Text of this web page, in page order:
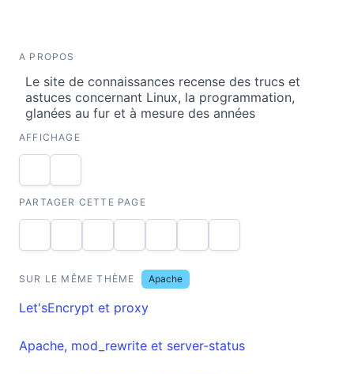
A PROPOS
Le site de connaissances recense des trucs et
astuces concernant Linux, la programmation,
glanées au fur et à mesure des années
AFFICHAGE
PARTAGER CETTE PAGE
SUR LE MÊME THÈME Apache
Let'sEncrypt et proxy
Apache, mod_rewrite et server-status